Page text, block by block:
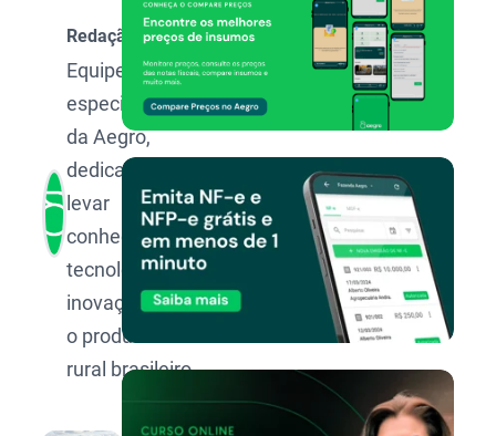
Redação Aegro
Equipe de
especialistas
da Aegro,
dedicada a
levar
conhecimento,
tecnologia e
inovação para
o produtor
rural brasileiro.